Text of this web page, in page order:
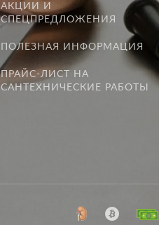
АКЦИИ И
СПЕЦПРЕДЛОЖЕНИЯ
ПОЛЕЗНАЯ ИНФОРМАЦИЯ
ПРАЙС-ЛИСТ НА
САНТЕХНИЧЕСКИЕ РАБОТЫ